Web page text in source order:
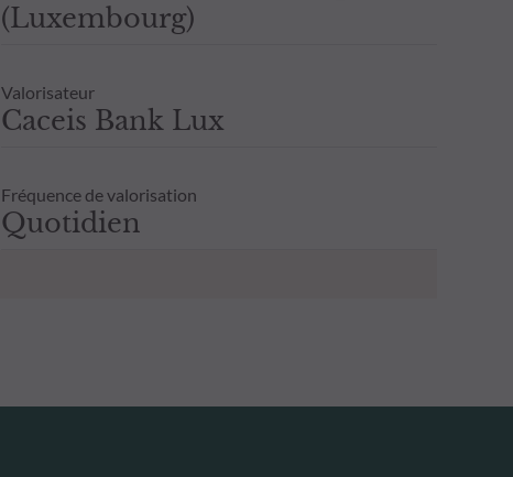
(Luxembourg)
Valorisateur
Caceis Bank Lux
Fréquence de valorisation
Quotidien